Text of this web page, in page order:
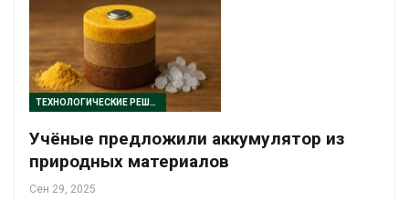
ТЕХНОЛОГИЧЕСКИЕ РЕШЕНИЯ
Учёные предложили аккумулятор из
природных материалов
Сен 29, 2025